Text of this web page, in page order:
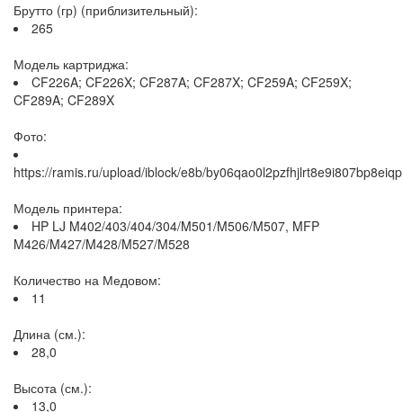
Брутто (гр) (приблизительный):
265
Модель картриджа:
CF226A; CF226X; CF287A; CF287X; CF259A; CF259X;
CF289A; CF289X
Фото:
https://ramis.ru/upload/iblock/e8b/
Модель принтера:
HP LJ M402/403/404/304/M501/M506/M507, MFP
M426/M427/M428/M527/M528
Количество на Медовом:
11
Длина (см.):
28,0
Высота (см.):
13,0